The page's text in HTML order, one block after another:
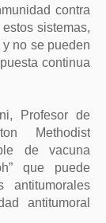
contra
sistemas,
no se pueden
continua
Profesor de
Methodist
de vacuna
que puede
antitumorales
antitumoral